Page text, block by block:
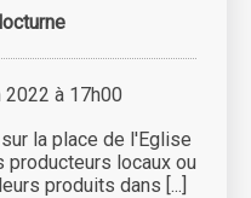
à 17h00
la place de l'Eglise
locaux ou
produits dans [...]